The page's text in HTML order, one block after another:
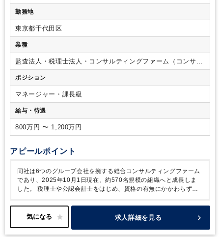
実行、運用に移していくことがミッションとなります。 ・グ
ループ新規事業計画の策定・推進
チマーク）を含む）
＆Ａ推進のご経験あり・事業会社の経理財務、もしくは経営
コンサルティングのご経験あり
系もしくは戦略系コンサル会社での勤務経験
像】 ・独立心旺盛で「自走」できる方
トを持ち、スピードに対応できる方
ともに成長できる方
勤務地
東京都千代田区
業種
監査法人・税理士法人・コンサルティングファーム（コンサル
ティングファーム・シンクタンク）
ポジション
マネージャー・課長級
給与・待遇
800万円 〜 1,200万円
アピールポイント
同社は6つのグループ会社を擁する総合コンサルティングファーム
であり、2025年10月1日現在、約570名規模の組織へと成長しま
した。
税理士や公認会計士をはじめ、資格の有無にかかわらずプ
ないという全国の士業事務所が抱える課題に対し、同社がM＆Aを
進めることで、その事務所の存続と、地域の頼れる事務所を継続す
を目指し現在570名体制から2032年に向けて1000名体制を目指し
求人詳細を見る